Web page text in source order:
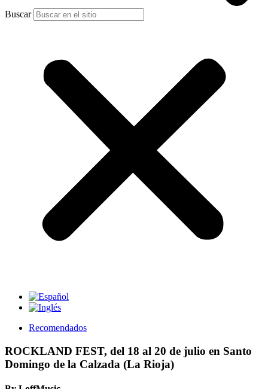
Buscar
Recomendados
ROCKLAND FEST, del 18 al 20 de julio en Santo
Domingo de la Calzada (La Rioja)